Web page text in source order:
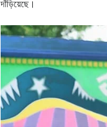
দাঁড়িয়েছে।